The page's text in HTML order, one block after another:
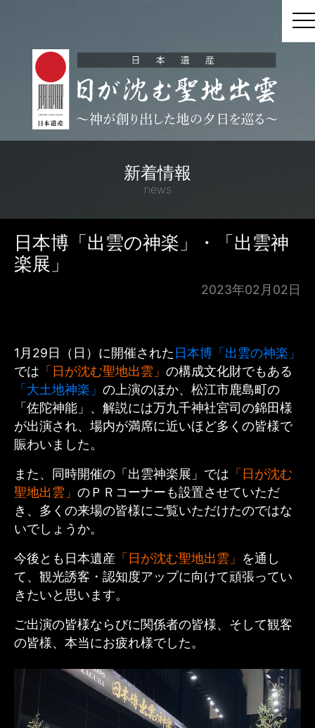
新着情報
news
日本博「出雲の神楽」・「出雲神
楽展」
2023年02月02日
1月29日（日）に開催された 日本博「出雲の神楽」
では 「日が沈む聖地出雲」 の構成文化財でもある
「大土地神楽」 の上演のほか、松江市鹿島町の
「佐陀神能」、解説には万九千神社宮司の錦田様
が出演され、場内が満席に近いほど多くの皆様で
賑わいました。
また、同時開催の「出雲神楽展」では 「日が沈む
聖地出雲」 のＰＲコーナーも設置させていただ
き、多くの来場の皆様にご覧いただけたのではな
いでしょうか。
今後とも日本遺産 「日が沈む聖地出雲」 を通し
て、観光誘客・認知度アップに向けて頑張ってい
きたいと思います。
ご出演の皆様ならびに関係者の皆様、そして観客
の皆様、本当にお疲れ様でした。